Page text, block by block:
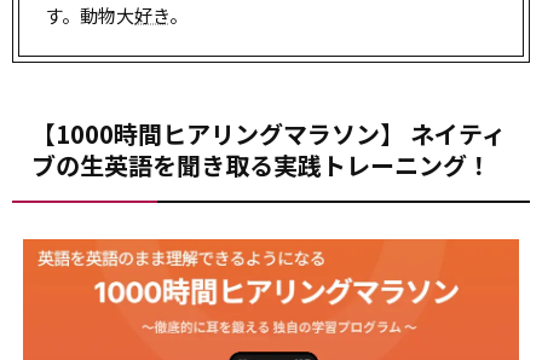
す。動物大好き。
【1000時間ヒアリングマラソン】 ネイティ
ブの生英語を聞き取る実践トレーニング！